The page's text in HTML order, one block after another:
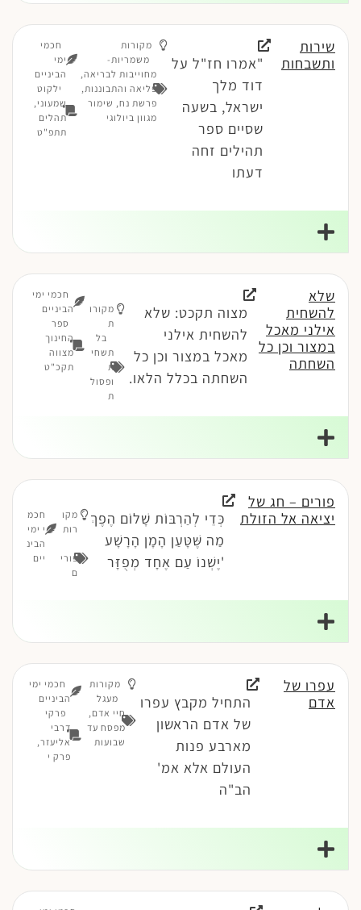
שירות
ותשבחות
"אמרו חז"ל על
דוד מלך
ישראל, בשעה
שסיים ספר
תהילים זחה
דעתו
מקורות
משמריות-
מחוייבות לבריאה,
פליאה והתבוננות,
פרשת נח, שימור
מגוון ביולוגי
חכמי
ימי
הביניים
ילקוט
שמעוני,
תהלים
תתפ"ט
שלא
להשחית
אילני מאכל
במצור וכן כל
השחתה
מצוה תקכט: שלא
להשחית אילני
מאכל במצור וכן כל
השחתה בכלל הלאו.
מקורו
ת
בל
תשחי
ת
ופסול
ת
חכמי ימי
הביניים
ספר
החינוך
מצווה
תקכ"ט
פורים – חג של
יציאה אל הזולת
כְּדֵי לְהַרְבּוֹת שָׁלוֹם הֶפֶךְ
מַה שֶּׁטָּעַן הָמָן הָרָשָׁע
'יֶשְׁנוֹ עַם אֶחָד מְפֻזָּר
מקו
רות
פורי
ם
חכמ
י ימי
הבינ
יים
עפרו של
אדם
התחיל מקבץ עפרו
של אדם הראשון
מארבע פנות
העולם אלא אמ'
הב"ה
מקורות
מעגל
חיי אדם,
מפסח עד
שבועות
חכמי ימי
הביניים
פרקי
דרבי
אליעזר,
פרק י